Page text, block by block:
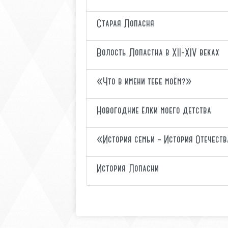
Старая Лопасня
Волость Лопастна в XII-XIV веках
«Что в имени тебе моём?»
Новогодние ёлки моего детства
«История семьи – История
История Лопасни